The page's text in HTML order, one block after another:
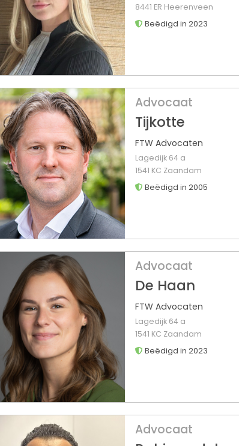
8441 ER Heerenveen
Beëdigd in 2023
Advocaat
Tijkotte
FTW Advocaten
Lagedijk 64 a
1541 KC Zaandam
Beëdigd in 2005
Advocaat
De Haan
FTW Advocaten
Lagedijk 64 a
1541 KC Zaandam
Beëdigd in 2023
Advocaat